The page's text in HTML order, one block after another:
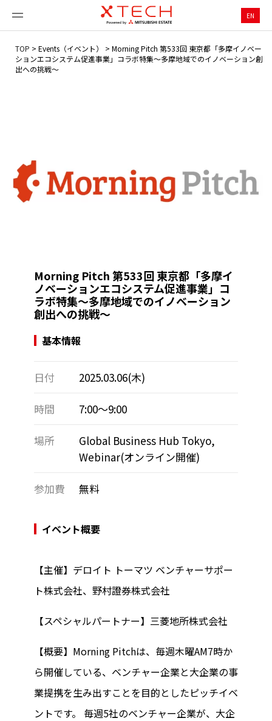
EN
TOP > Events（イベント） > Morning Pitch 第533回 東京都「多摩イノベー
ションエコシステム促進事業」コラボ特集～多摩地域でのイノベーション創
出への挑戦～
Morning Pitch 第533回 東京都「多摩イ
ノベーションエコシステム促進事業」コ
ラボ特集～多摩地域でのイノベーション
創出への挑戦～
基本情報
日付 2025.03.06(木)
時間 7:00～9:00
場所
Global Business Hub Tokyo,
Webinar(オンライン開催)
参加費 無料
イベント概要
【主催】デロイト トーマツ ベンチャーサポー
ト株式会社、野村證券株式会社
【スペシャルパートナー】三菱地所株式会社
【概要】Morning Pitchは、毎週木曜AM7時か
ら開催している、ベンチャー企業と大企業の事
業提携を生み出すことを目的としたピッチイベ
ントです。 毎週5社のベンチャー企業が、大企